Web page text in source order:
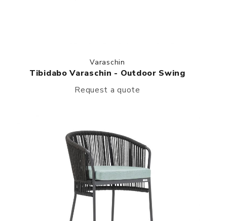
Varaschin
Tibidabo Varaschin - Outdoor Swing
Request a quote